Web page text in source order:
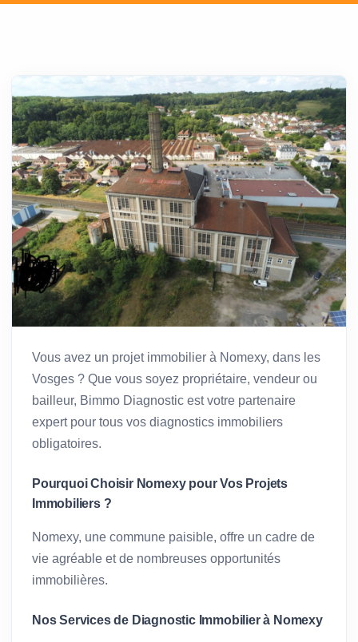
Vous avez un projet immobilier à Nomexy, dans les
Vosges ? Que vous soyez propriétaire, vendeur ou
bailleur, Bimmo Diagnostic est votre partenaire
expert pour tous vos diagnostics immobiliers
obligatoires.
Pourquoi Choisir Nomexy pour Vos Projets
Immobiliers ?
Nomexy, une commune paisible, offre un cadre de
vie agréable et de nombreuses opportunités
immobilières.
Nos Services de Diagnostic Immobilier à Nomexy